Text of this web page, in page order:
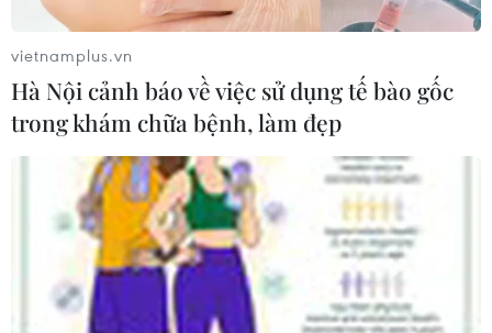
Thủ tướng Anh giành thắng lợi ý nghĩa vào
thời điểm khó khăn
vietnamplus.vn
Hà Nội cảnh báo về việc sử dụng tế bào gốc
trong khám chữa bệnh, làm đẹp